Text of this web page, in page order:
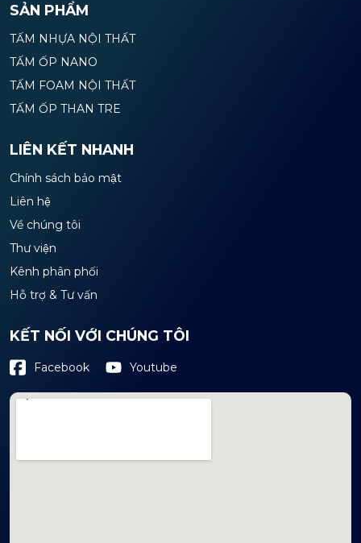
SẢN PHẨM
TẤM NHỰA NỘI THẤT
TẤM ỐP NANO
TẤM FOAM NỘI THẤT
TẤM ỐP THAN TRE
LIÊN KẾT NHANH
Chính sách bảo mật
Liên hệ
Về chúng tôi
Thư viện
Kênh phân phối
Hỗ trợ & Tư vấn
KẾT NỐI VỚI CHÚNG TÔI
Facebook Youtube